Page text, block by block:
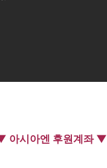
아시아엔 후원계좌 ▼